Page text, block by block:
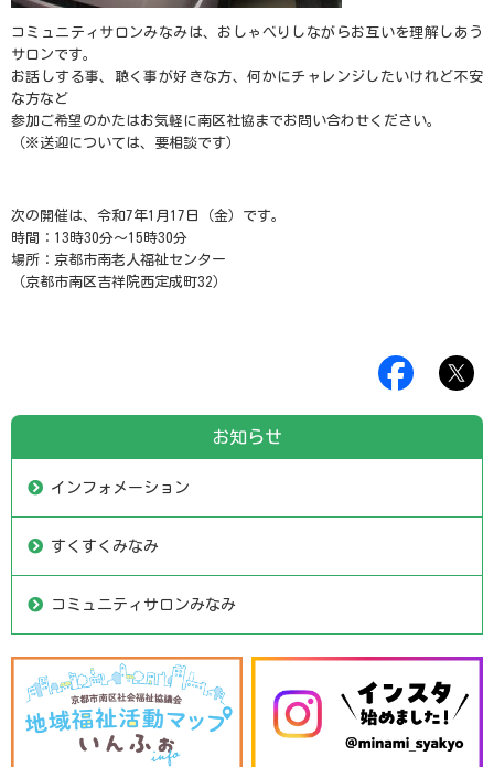
コミュニティサロンみなみは、おしゃべりしながらお互いを理解しあう
サロンです。
お話しする事、聴く事が好きな方、何かにチャレンジしたいけれど不安
な方など
参加ご希望のかたはお気軽に南区社協までお問い合わせください。
（※送迎については、要相談です）
次の開催は、令和7年1月17日（金）です。
時間：13時30分～15時30分
場所：京都市南老人福祉センター
（京都市南区吉祥院西定成町32）
お知らせ
インフォメーション
すくすくみなみ
コミュニティサロンみなみ